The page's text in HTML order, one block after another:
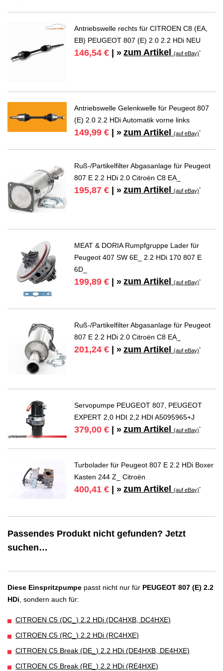
Antriebswelle rechts für CITROEN C8 (EA,
EB) PEUGEOT 807 (E) 2.0 2.2 HDi NEU
146,54 € | » zum Artikel(auf eBay)*
Antriebswelle Gelenkwelle für Peugeot 807
(E) 2.0 2.2 HDi Automatik vorne links
149,99 € | » zum Artikel(auf eBay)*
Ruß-/Partikelfilter Abgasanlage für Peugeot
807 E 2.2 HDi 2.0 Citroën C8 EA_
195,87 € | » zum Artikel(auf eBay)*
MEAT & DORIA Rumpfgruppe Lader für
Peugeot 407 SW 6E_ 2.2 HDi 170 807 E
6D_
199,89 € | » zum Artikel(auf eBay)*
Ruß-/Partikelfilter Abgasanlage für Peugeot
807 E 2.2 HDi 2.0 Citroën C8 EA_
201,24 € | » zum Artikel(auf eBay)*
Servopumpe PEUGEOT 807, PEUGEOT
EXPERT 2,0 HDI 2,2 HDI A5095965+J
379,00 € | » zum Artikel(auf eBay)*
Turbolader für Peugeot 807 E 2.2 HDi Boxer
Kasten 244 Z_ Citroën
400,41 € | » zum Artikel(auf eBay)*
Passendes Produkt nicht gefunden? Jetzt
suchen…
Diese Einspritzpumpe passt nicht nur für PEUGEOT 807 (E) 2.2
HDi , sondern auch für:
CITROEN C5 (DC_) 2.2 HDi (DC4HXB, DC4HXE)
CITROEN C5 (RC_) 2.2 HDi (RC4HXE)
CITROEN C5 Break (DE_) 2.2 HDi (DE4HXB, DE4HXE)
CITROEN C5 Break (RE_) 2.2 HDi (RE4HXE)